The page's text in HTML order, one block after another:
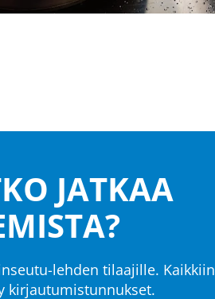
JATKAA
lehden tilaajille. Kaikkiin
kirjautumistunnukset.